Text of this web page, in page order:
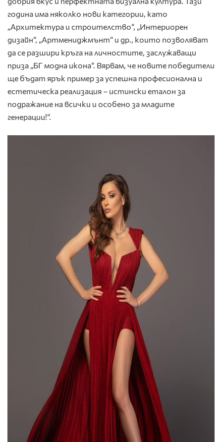
година има няколко нови категории, като
„Архитектура и строителство“, „Интериорен
дизайн“, „Артмениджмънт“ и др., които позволяват
да се разшири кръга на личностите, заслужаващи
приза „БГ модна икона“. Вярвам, че новите победители
ще бъдат ярък пример за успешна професионална и
естетическа реализация – истински еталон за
подражание на всички и особено за младите
генерации!“.